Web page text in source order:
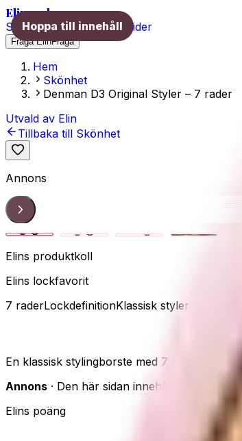
Hoppa till innehåll
Elins val
SkönhetHälsa TräningGuider
Fråga ElinFråga
Hem
Skönhet
Denman D3 Original Styler – 7 rader
Utvald av Elin
Tillbaka till Skönhet
Annons
Denman D3
1/ 4
Elins produktkoll
Elins lockfavorit
7 raderLockdefinitionKlassisk styler
Denman D3 – klassiker för
En klassisk stylingborste med 7 rader,
Annons · Den här sidan innehåller
Elins poäng